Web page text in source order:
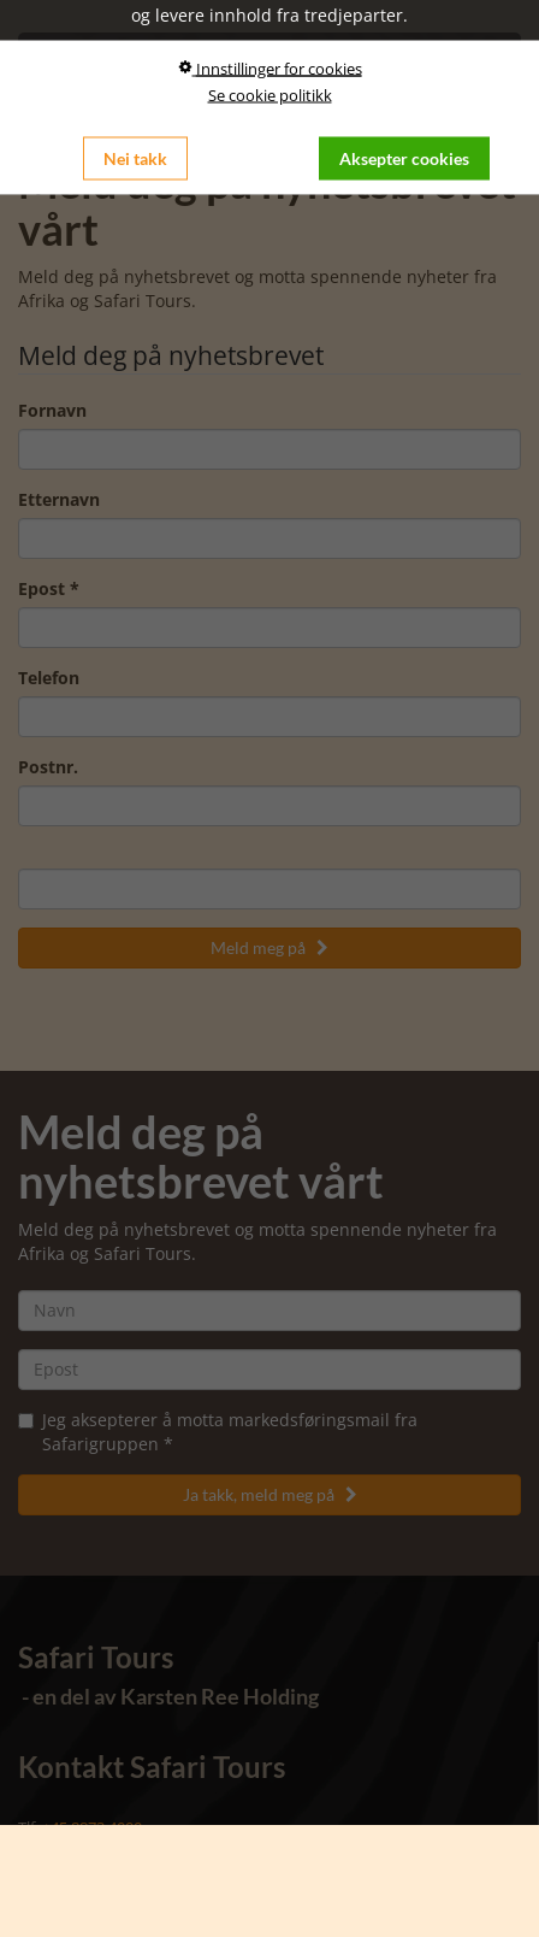
MELD DEG PÅ NYHETSBREVET
Meld deg på nyhetsbrevet
vårt
Meld deg på nyhetsbrevet og motta spennende nyheter fra
Afrika og Safari Tours.
Meld deg på nyhetsbrevet
Fornavn
Etternavn
Epost *
Telefon
Postnr.
Meld meg på 
Meld deg på
nyhetsbrevet vårt
Meld deg på nyhetsbrevet og motta spennende nyheter fra
Afrika og Safari Tours.
Jeg aksepterer å motta markedsføringsmail fra
Safarigruppen *
Ja takk, meld meg på 
Safari Tours
- en del av Karsten Ree Holding
Kontakt Safari Tours
Tlf:+45 8873 4000
og levere innhold fra tredjeparter.
Innstillinger for cookies
Se cookie politikk
Nei takk Aksepter cookies